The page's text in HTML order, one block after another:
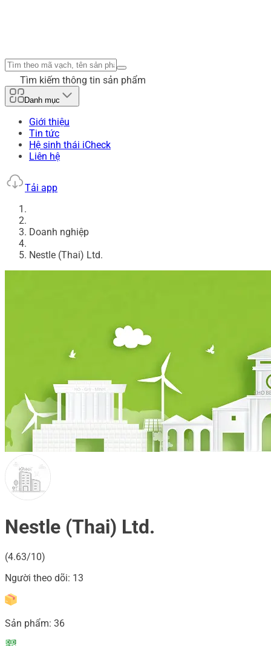
Tìm kiếm thông tin sản phẩm
Danh mục
Giới thiệu
Tin tức
Hệ sinh thái iCheck
Liên hệ
Tải app
Doanh nghiệp
Nestle (Thai) Ltd.
Nestle (Thai) Ltd.
(4.63/10)
Người theo dõi: 13
Sản phẩm: 36